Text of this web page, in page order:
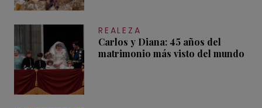
REALEZA
Carlos y Diana: 45 años del
matrimonio más visto del mundo